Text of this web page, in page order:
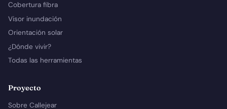
Cobertura fibra
Visor inundación
Orientación solar
¿Dónde vivir?
Todas las herramientas
Proyecto
Sobre Callejear